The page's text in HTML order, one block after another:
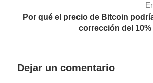
entradas
Por qué el precio de Bitcoin
corrección del
Dejar un comentario